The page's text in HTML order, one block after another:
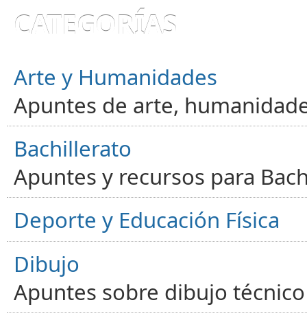
CATEGORÍAS
Arte y Humanidades
Apuntes de arte,
Bachillerato
Apuntes y recursos para
Deporte y Educación Física
Dibujo
Apuntes sobre dibujo